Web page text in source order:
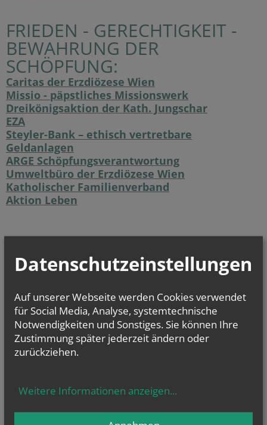
FRIEDEN - GERECHTIGKEIT -
BEWAHRUNG DER
SCHÖPFUNG:
Caritas der Erzdiözese Wien
Missio - päpstliches Missionswerk
Dreikönigsaktion der Kath. Jungschar
EZA
Steyler-Bank – ethisch vertretbare
Geldanlagen
ARGE Schöpfungsverantwortung
Umweltbüro der Erzdiözese Wien
Katholischer Familienverband
Aktion Leben
vorherige
Datenschutzeinstellungen
Auf unserer Webseite werden Cookies verwendet
für Social Media, Analyse, systemtechnische
Notwendigkeiten und Sonstiges. Sie können Ihre
Zustimmung später jederzeit ändern oder
zurückziehen.
Weitere Informationen anzeigen...